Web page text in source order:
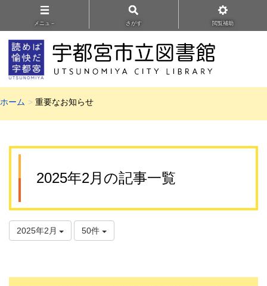
メニュ－ さがす 閲覧補助
ホーム 重要なお知らせ
2025年2月の記事一覧
2025年2月 50件